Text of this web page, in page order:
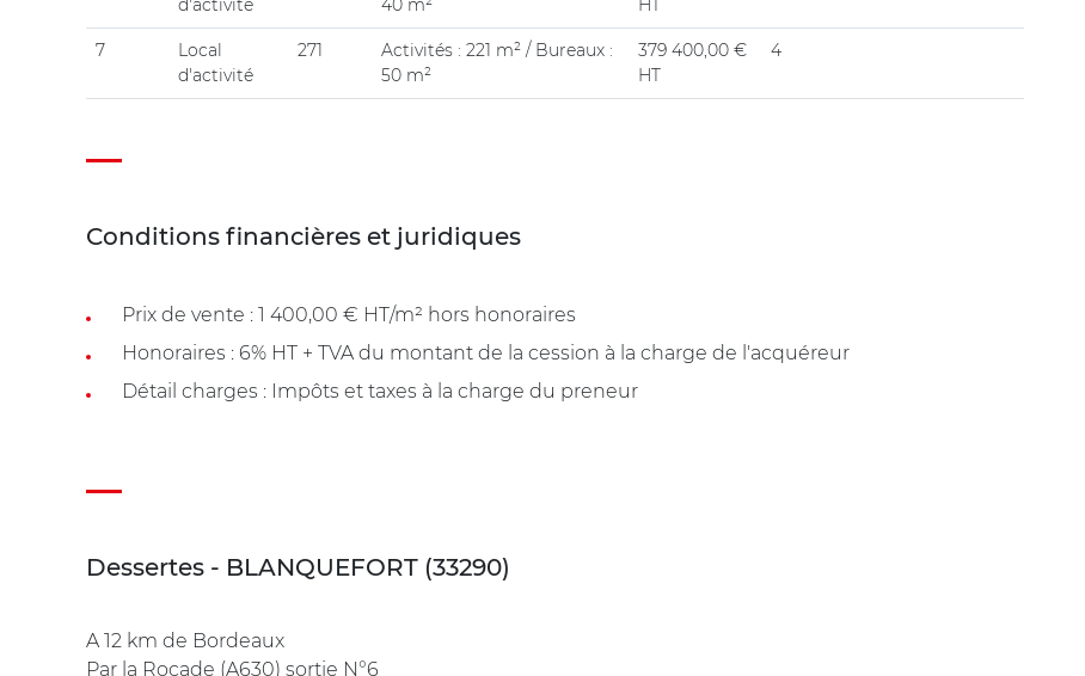
7
Local
d'activité
271
Activités : 221 m² / Bureaux :
50 m²
379 400,00 €
HT
4
Conditions financières et juridiques
Prix de vente : 1 400,00 € HT/m² hors honoraires
Honoraires : 6% HT + TVA du montant de la cession à la charge de l'acquéreur
Détail charges : Impôts et taxes à la charge du preneur
Dessertes - BLANQUEFORT (33290)
A 12 km de Bordeaux
Par la Rocade (A630) sortie N°6